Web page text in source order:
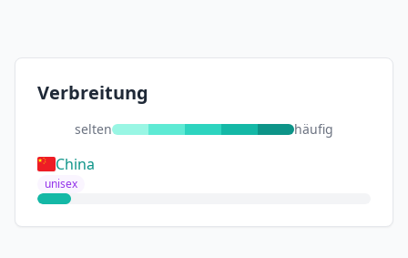
Verbreitung
selten häufig
China
unisex